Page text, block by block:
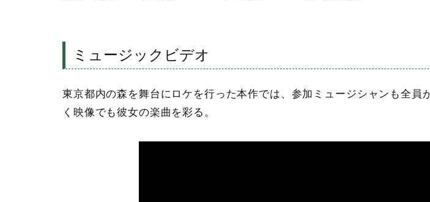
ミュージックビデオ
東京都内の森を舞台にロケを行った本作では、参加ミュージシャンも全員
く映像でも彼女の楽曲を彩る。